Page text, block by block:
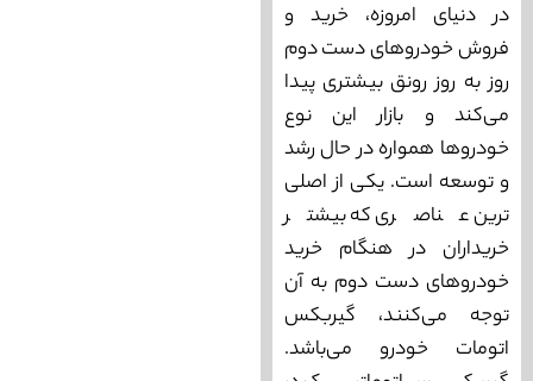
در دنیای امروزه، خرید و
فروش خودروهای دست دوم
روز به روز رونق بیشتری پیدا
می‌‌‌کند و بازار این نوع
خودروها همواره در حال رشد
و توسعه است. یکی از اصلی
ترین عناصری که بیشتر
خریداران در هنگام خرید
خودروهای دست دوم به آن
توجه می‌‌کنند، گیربکس
اتومات خودرو می‌‌باشد.